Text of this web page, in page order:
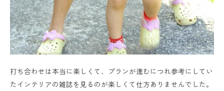
打ち合わせは本当に楽しくて、プランが進むにつれ参考にしてい
たインテリアの雑誌を見るのが楽しくて仕方ありませんでした。